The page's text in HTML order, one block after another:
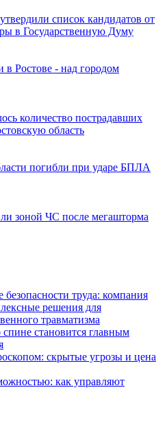
список кандидатов от
в Государственную Думу
Ростове - над городом
количество пострадавших
область
погибли при ударе БПЛА
зоной ЧС после мегашторма
безопасности труда: компания
решения для
травматизма
спине становится главным
скрытые угрозы и цена
как управляют